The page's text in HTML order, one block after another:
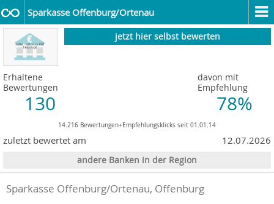
Sparkasse Offenburg/Ortenau
jetzt hier selbst bewerten
Erhaltene
Bewertungen
130
davon mit
Empfehlung
78%
14.216 Bewertungen+Empfehlungsklicks seit 01.01.14
zuletzt bewertet am 12.07.2026
andere Banken in der Region
Sparkasse Offenburg/Ortenau, Offenburg